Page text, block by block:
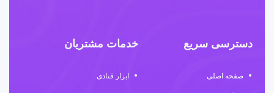
دسترسی سریع
صفحه اصلی
خدمات مشتریان
ابزار قنادی